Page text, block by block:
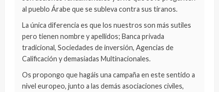
al pueblo Árabe que se subleva contra sus tiranos.
La única diferencia es que los nuestros son más sutiles
pero tienen nombre y apellidos; Banca privada
tradicional, Sociedades de inversión, Agencias de
Calificación y demasiadas Multinacionales.
Os propongo que hagáis una campaña en este sentido a
nivel europeo, junto a las demás asociaciones civiles,